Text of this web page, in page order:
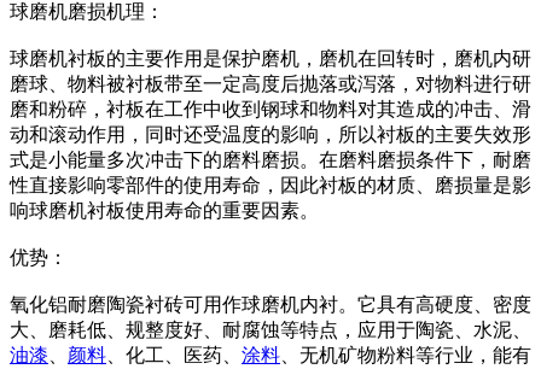
球磨机磨损机理：
球磨机衬板的主要作用是保护磨机，磨机在回转时，磨机内研
磨球、物料被衬板带至一定高度后抛落或泻落，对物料进行研
磨和粉碎，衬板在工作中收到钢球和物料对其造成的冲击、滑
动和滚动作用，同时还受温度的影响，所以衬板的主要失效形
式是小能量多次冲击下的磨料磨损。在磨料磨损条件下，耐磨
性直接影响零部件的使用寿命，因此衬板的材质、磨损量是影
响球磨机衬板使用寿命的重要因素。
优势：
氧化铝耐磨陶瓷衬砖可用作球磨机内衬。它具有高硬度、密度
大、磨耗低、规整度好、耐腐蚀等特点，应用于陶瓷、水泥、
油漆
颜料 、化工、医药、 涂料 、无机矿物粉料等行业，能有